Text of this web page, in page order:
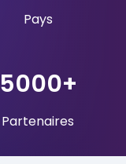
Pays
5000+
Partenaires